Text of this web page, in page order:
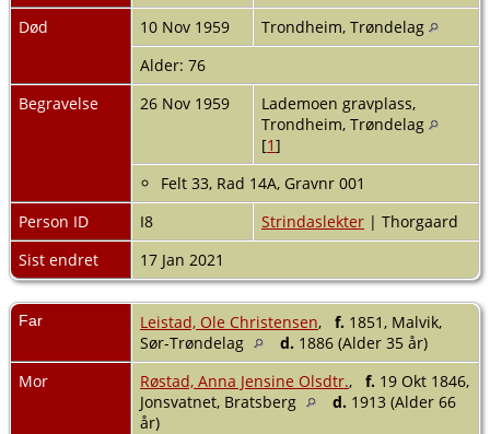
Død
10 Nov 1959
Trondheim, Trøndelag
Alder: 76
Begravelse
26 Nov 1959
Lademoen gravplass,
Trondheim, Trøndelag
[1]
Felt 33, Rad 14A, Gravnr 001
Person ID
I8 Strindaslekter | Thorgaard
Sist endret
17 Jan 2021
Far Leistad, Ole Christensen, f. 1851, Malvik,
Sør-Trøndelag
d. 1886 (Alder 35 år)
Mor
Røstad, Anna Jensine Olsdtr., f. 19 Okt 1846,
Jonsvatnet, Bratsberg
d. 1913 (Alder 66
år)